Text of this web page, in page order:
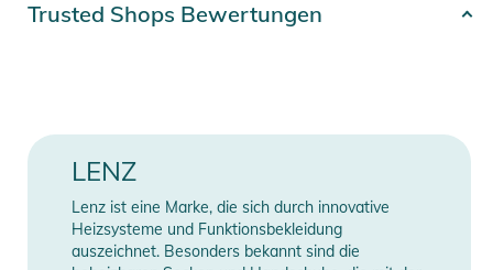
Verstärkungen schützen Zehen und Ferse. Natürliche
Das Komfort-Bündchen mit Druckknöpfen fixiert den lithium
pack. Dieser kann optional zu den heat socks erworben
lithium pack oder mit der kostenfreien Smartphone App.
Material
Erscheinungsjahr 2026
Trusted Shops Bewertungen
LENZ
Lenz ist eine Marke, die sich durch innovative
Heizsysteme und Funktionsbekleidung
auszeichnet. Besonders bekannt sind die